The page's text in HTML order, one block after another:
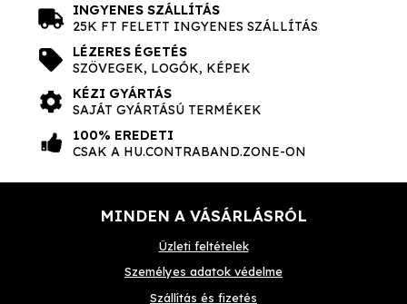
INGYENES SZÁLLÍTÁS
25K FT FELETT INGYENES SZÁLLÍTÁS
LÉZERES ÉGETÉS
SZÖVEGEK, LOGÓK, KÉPEK
KÉZI GYÁRTÁS
SAJÁT GYÁRTÁSÚ TERMÉKEK
100% EREDETI
CSAK A HU.CONTRABAND.ZONE-ON
MINDEN A VÁSÁRLÁSRÓL
Üzleti feltételek
Személyes adatok védelme
Szállítás és fizetés